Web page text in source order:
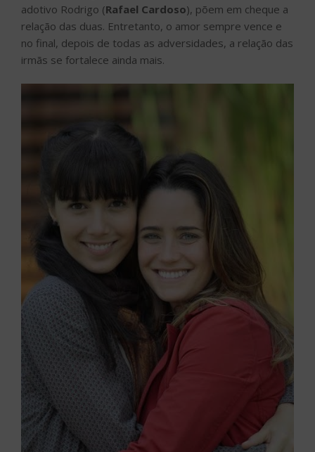
adotivo Rodrigo (Rafael Cardoso), põem em cheque a
relação das duas. Entretanto, o amor sempre vence e
no final, depois de todas as adversidades, a relação das
irmãs se fortalece ainda mais.